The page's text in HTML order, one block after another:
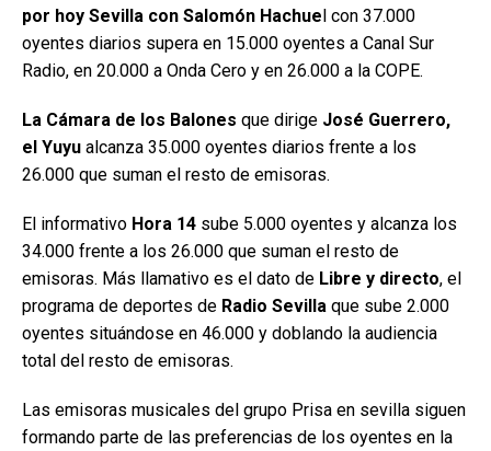
por hoy Sevilla con Salomón Hachuel con 37.000
oyentes diarios supera en 15.000 oyentes a Canal Sur
Radio, en 20.000 a Onda Cero y en 26.000 a la COPE.
La Cámara de los Balones que dirige José Guerrero,
el Yuyu alcanza 35.000 oyentes diarios frente a los
26.000 que suman el resto de emisoras.
El informativo Hora 14 sube 5.000 oyentes y alcanza los
34.000 frente a los 26.000 que suman el resto de
emisoras. Más llamativo es el dato de Libre y directo, el
programa de deportes de Radio Sevilla que sube 2.000
oyentes situándose en 46.000 y doblando la audiencia
total del resto de emisoras.
Las emisoras musicales del grupo Prisa en sevilla siguen
formando parte de las preferencias de los oyentes en la